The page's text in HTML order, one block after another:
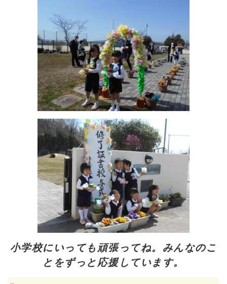
小学校にいっても頑張ってね。みんなのこ
とをずっと応援しています。